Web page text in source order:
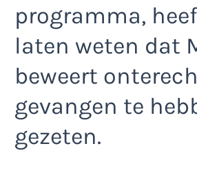
programma,
laten weten dat
beweert
gevangen te
gezeten.